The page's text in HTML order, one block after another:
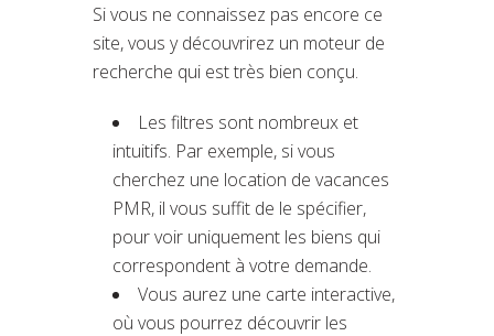
Si vous ne connaissez pas encore ce
site, vous y découvrirez un moteur de
recherche qui est très bien conçu.
Les filtres sont nombreux et
intuitifs. Par exemple, si vous
cherchez une location de vacances
PMR, il vous suffit de le spécifier,
pour voir uniquement les biens qui
correspondent à votre demande.
Vous aurez une carte interactive,
où vous pourrez découvrir les